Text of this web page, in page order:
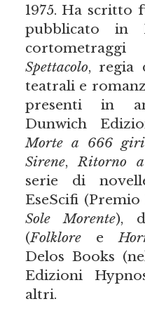
1975. Ha scritto
pubblicato in
Spettacolo, regia
teatrali e
presenti in
Dunwich
Morte a 666 giri
Sirene, Ritorno
serie di
EseScifi (Premio
Sole Morente),
(Folkloree
Delos Books
Edizioni
altri.